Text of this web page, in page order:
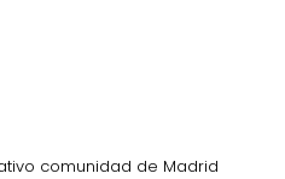
comunidad de Madrid